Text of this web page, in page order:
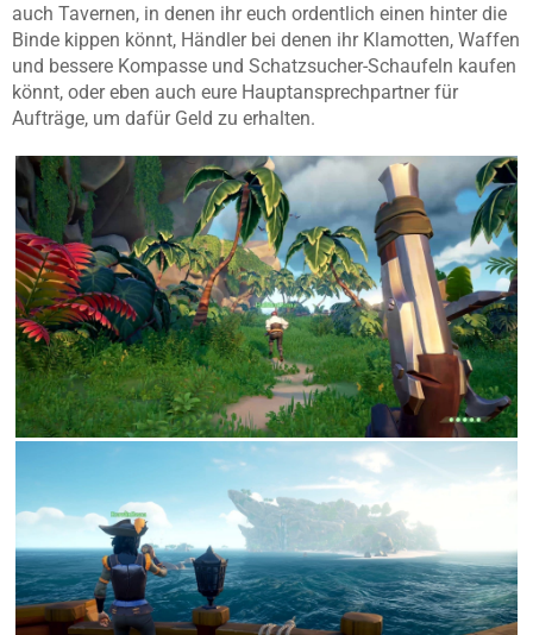
auch Tavernen, in denen ihr euch ordentlich einen hinter die
Binde kippen könnt, Händler bei denen ihr Klamotten, Waffen
und bessere Kompasse und Schatzsucher-Schaufeln kaufen
könnt, oder eben auch eure Hauptansprechpartner für
Aufträge, um dafür Geld zu erhalten.